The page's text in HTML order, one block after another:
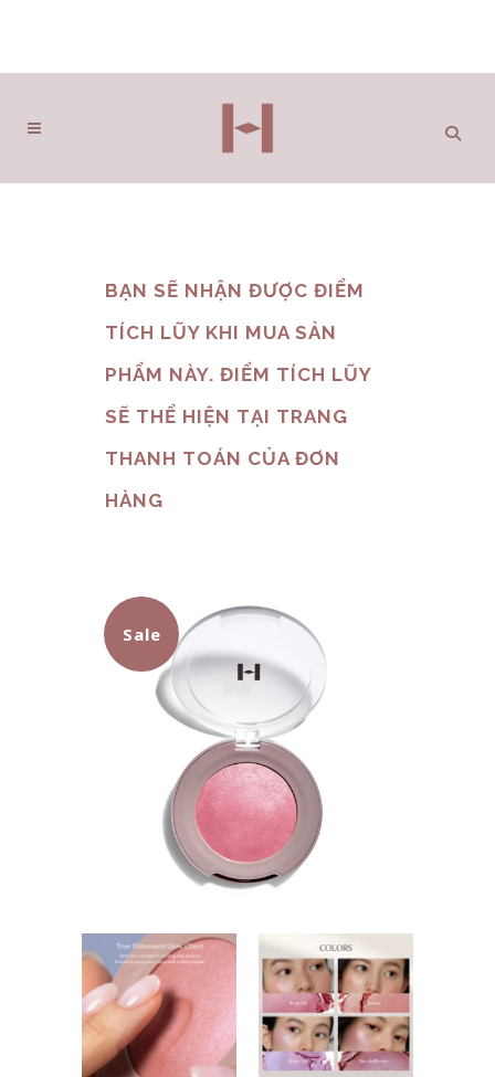
BẠN SẼ NHẬN ĐƯỢC ĐIỂM
TÍCH LŨY KHI MUA SẢN
PHẨM NÀY. ĐIỂM TÍCH LŨY
SẼ THỂ HIỆN TẠI TRANG
THANH TOÁN CỦA ĐƠN
HÀNG
Sale